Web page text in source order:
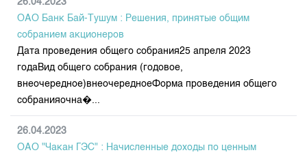
Объем ГЦБ в обращении
Результаты аукционов по депозитам
26.04.2023
ОАО Банк Бай-Тушум : Решения, принятые общим
собранием акционеров
Дата проведения общего собрания25 апреля 2023
годаВид общего собрания (годовое,
внеочередное)внеочередноеФорма проведения общего
собранияочна�...
26.04.2023
ОАО "Чакан ГЭС" : Начисленные доходы по ценным